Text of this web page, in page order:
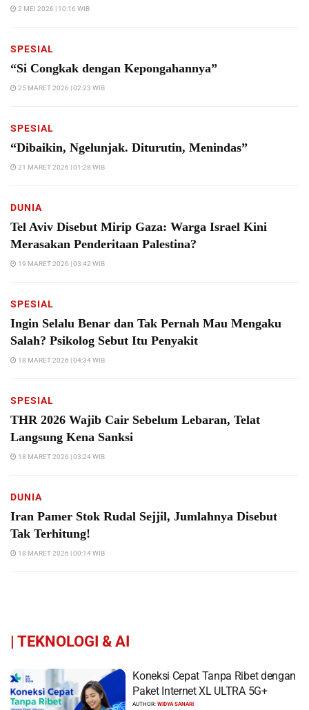
2 MEI 2026 | 10:16 WIB
SPESIAL
“Si Congkak dengan Kepongahannya”
25 MARET 2026 | 02:23 WIB
SPESIAL
“Dibaikin, Ngelunjak. Diturutin, Menindas”
21 MARET 2026 | 01:28 WIB
DUNIA
Tel Aviv Disebut Mirip Gaza: Warga Israel Kini
Merasakan Penderitaan Palestina?
19 MARET 2026 | 03:42 WIB
SPESIAL
Ingin Selalu Benar dan Tak Pernah Mau Mengaku
Salah? Psikolog Sebut Itu Penyakit
18 MARET 2026 | 04:34 WIB
SPESIAL
THR 2026 Wajib Cair Sebelum Lebaran, Telat
Langsung Kena Sanksi
18 MARET 2026 | 03:24 WIB
DUNIA
Iran Pamer Stok Rudal Sejjil, Jumlahnya Disebut
Tak Terhitung!
18 MARET 2026 | 00:14 WIB
| TEKNOLOGI & AI
Koneksi Cepat Tanpa Ribet dengan
Paket Internet XL ULTRA 5G+
AUTHOR:WIDYA SANARI